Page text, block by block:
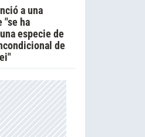
a una
"se ha
especie de
de